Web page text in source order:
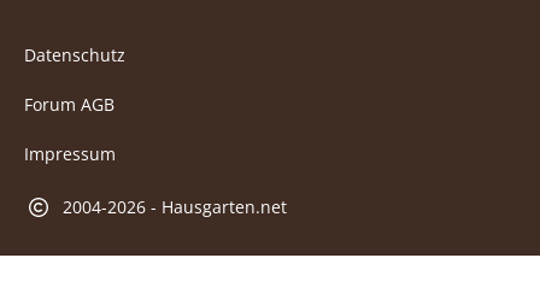
Datenschutz
Forum AGB
Impressum
2004-2026 - Hausgarten.net